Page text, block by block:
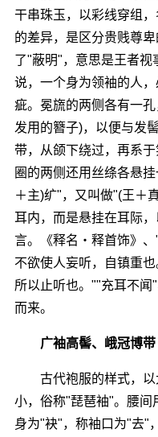
干串珠玉，以彩线穿组
的差异，是区分贵贱尊
了"蔽明"，意思是王者视
说，一个身为领袖的人
疵。冕旒的两侧各有一
发用的簪子)，以便与发
带，从颌下绕过，再系
圈的两侧还用丝绦各悬
＋主)纩"，又叫做"(王＋
耳内，而是悬挂在耳际
言。《释名・释首饰》、
不欲使人妄听，自镇重
所以止听也。""充耳不闻
而来。
广袖高髻、峨冠博带
古代袍服的样式，以
小，俗称"琵琶袖"。腰间
身为"袂"，称袖口为"去"